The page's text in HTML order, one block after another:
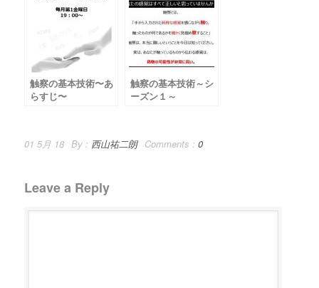
触察の基本技術〜あ
らすじ〜
触察の基本技術～シ
ーズン１～
01 5月 18 By : 西山祐二朗 Comments : 0
Leave a Reply